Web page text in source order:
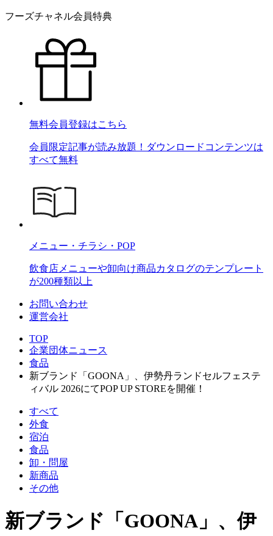
フーズチャネル会員特典
無料会員登録はこちら
会員限定記事が読み放題！ダウンロードコンテンツは
すべて無料
メニュー・チラシ・POP
飲食店メニューや卸向け商品カタログのテンプレート
が200種類以上
お問い合わせ
運営会社
TOP
企業団体ニュース
食品
新ブランド「GOONA」、伊勢丹ランドセルフェステ
ィバル 2026にてPOP UP STOREを開催！
すべて
外食
宿泊
食品
卸・問屋
新商品
その他
新ブランド「GOONA」、伊